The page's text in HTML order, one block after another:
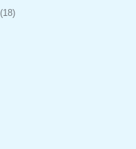
(18)